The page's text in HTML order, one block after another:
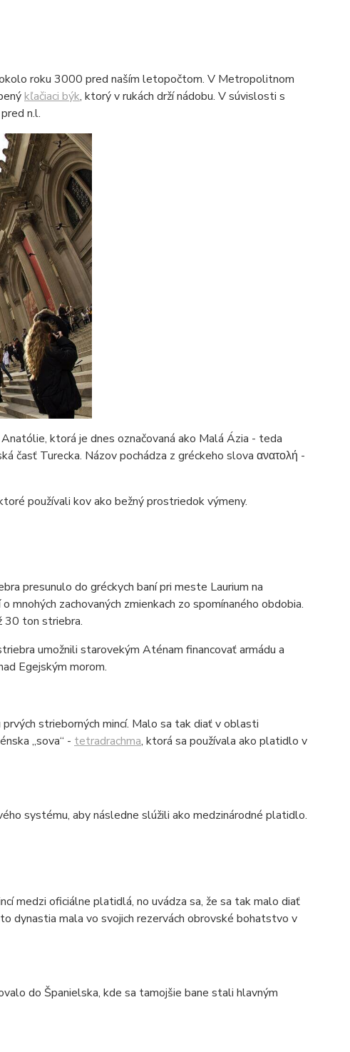
roku 3000 pred naším letopočtom. V Metropolitnom
kľačiaci býk, ktorý v rukách drží nádobu. V súvislosti s
n.l.
ktorá je dnes označovaná ako Malá Ázia - teda
časť Turecka. Názov pochádza z gréckeho slova ανατολή -
používali kov ako bežný prostriedok výmeny.
presunulo do gréckych baní pri meste Laurium na
zachovaných zmienkach zo spomínaného obdobia.
30 ton striebra.
umožnili starovekým Aténam financovať armádu a
Egejským morom.
strieborných mincí. Malo sa tak diať v oblasti
„sova“ - tetradrachma, ktorá sa používala ako platidlo v
systému, aby následne slúžili ako medzinárodné platidlo.
medzi oficiálne platidlá, no uvádza sa, že sa tak malo diať
dynastia mala vo svojich rezervách obrovské bohatstvo v
do Španielska, kde sa tamojšie bane stali hlavným